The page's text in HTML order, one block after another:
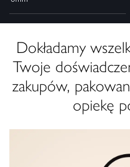
Dokładamy
Twoje
zakupów,
opiekę